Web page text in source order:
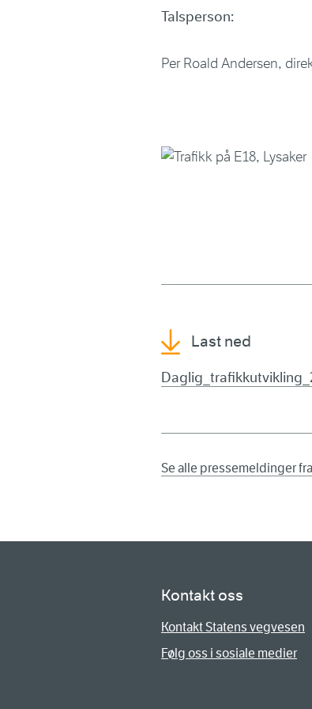
Talsperson:
Per Roald Andersen,
Last ned
Se alle pressemeldinger
Kontakt oss
Kontakt Statens vegvesen
Følg oss i sosiale medier